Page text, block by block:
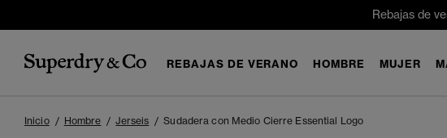
Rebajas de
REBAJAS DE VERANO HOMBRE MUJER
Inicio Hombre Jerseis Sudadera con Medio Cierre Essential Logo